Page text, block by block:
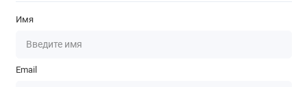
Имя
Email